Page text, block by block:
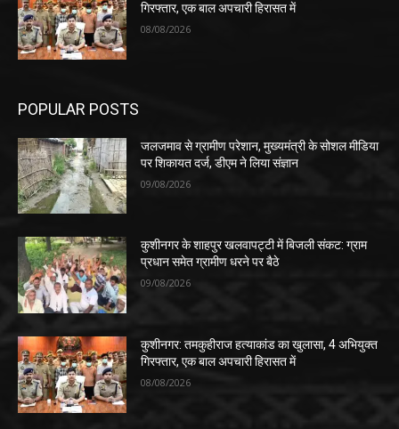
गिरफ्तार, एक बाल अपचारी हिरासत में
08/08/2026
POPULAR POSTS
जलजमाव से ग्रामीण परेशान, मुख्यमंत्री के सोशल मीडिया
पर शिकायत दर्ज, डीएम ने लिया संज्ञान
09/08/2026
कुशीनगर के शाहपुर खलवापट्टी में बिजली संकट: ग्राम
प्रधान समेत ग्रामीण धरने पर बैठे
09/08/2026
कुशीनगर: तमकुहीराज हत्याकांड का खुलासा, 4 अभियुक्त
गिरफ्तार, एक बाल अपचारी हिरासत में
08/08/2026